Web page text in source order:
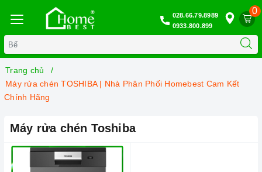
0
028.66.79.8989
0933.800.899
Trang chủ
Máy rửa chén TOSHIBA | Nhà Phân Phối Homebest Cam Kết
Chính Hãng
Máy rửa chén Toshiba